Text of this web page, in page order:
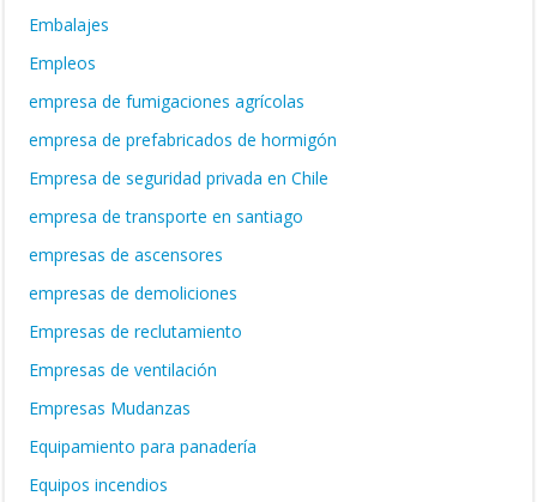
Embalajes
Empleos
empresa de fumigaciones agrícolas
empresa de prefabricados de hormigón
Empresa de seguridad privada en Chile
empresa de transporte en santiago
empresas de ascensores
empresas de demoliciones
Empresas de reclutamiento
Empresas de ventilación
Empresas Mudanzas
Equipamiento para panadería
Equipos incendios